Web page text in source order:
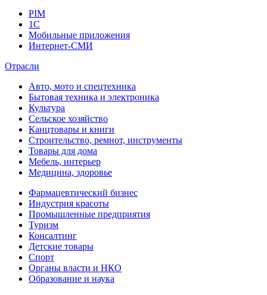
PIM
1C
Мобильные приложения
Интернет-СМИ
Отрасли
Авто, мото и спецтехника
Бытовая техника и электроника
Культура
Сельское хозяйство
Канцтовары и книги
Строительство, ремнот, инструменты
Товары для дома
Мебель, интерьер
Медицина, здоровье
Фармацевтический бизнес
Индустрия красоты
Промышленные предприятия
Туризм
Консалтинг
Детские товары
Спорт
Органы власти и НКО
Образование и наука